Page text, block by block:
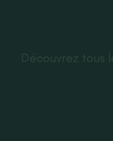
Découvrez tous